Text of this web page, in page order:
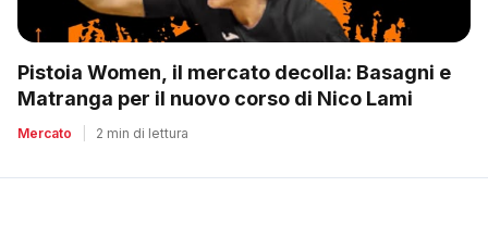
Pistoia Women, il mercato decolla: Basagni e
Matranga per il nuovo corso di Nico Lami
Mercato 2 min di lettura